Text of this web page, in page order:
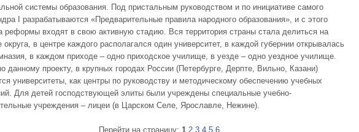
системы образования. Под пристальным руководством и по инициативе самого
I разрабатываются «Предварительные правила народного образования», и с этого
реформы входят в свою активную стадию. Вся территория страны стала делиться на
округа, в центре каждого располагался один университет, в каждой губернии открывалась
в каждом приходе – одно приходское училище, в уезде – одно уездное училище.
данному проекту, в крупных городах России (Петербурге, Дерпте, Вильно, Казани)
университеты, как центры по руководству и методическому обеспечению учебных
Для детей господствующей элиты были учреждены специальные учебно-
учреждения – лицеи (в Царском Селе, Ярославле, Нежине).
Перейти на страницу: 1 2 3 4 5 6